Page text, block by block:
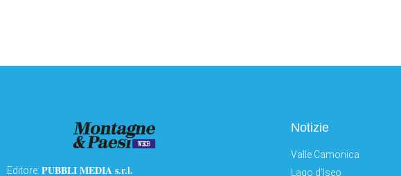
Editore: PUBBLI MEDIA s.r.l.
Notizie
Valle Camonica
Lago d'Iseo